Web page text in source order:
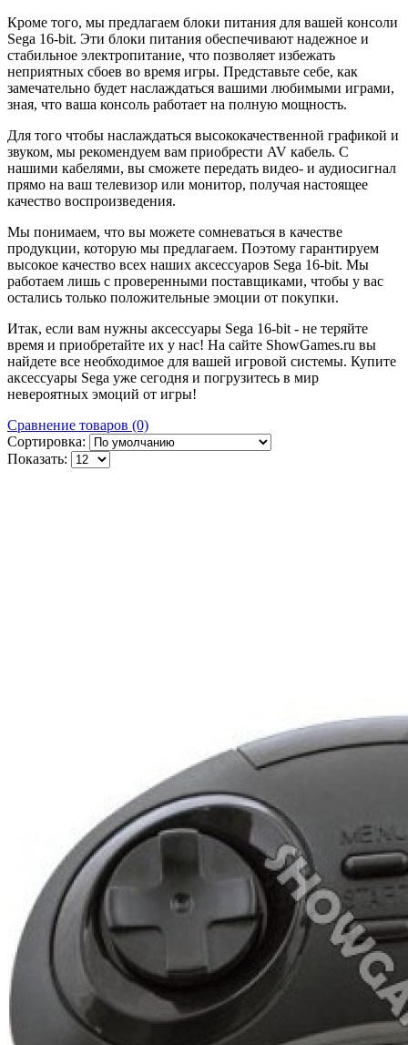
Кроме того, мы предлагаем блоки питания для вашей консоли
Sega 16-bit. Эти блоки питания обеспечивают надежное и
стабильное электропитание, что позволяет избежать
неприятных сбоев во время игры. Представьте себе, как
замечательно будет наслаждаться вашими любимыми играми,
зная, что ваша консоль работает на полную мощность.
Для того чтобы наслаждаться высококачественной графикой и
звуком, мы рекомендуем вам приобрести AV кабель. С
нашими кабелями, вы сможете передать видео- и аудиосигнал
прямо на ваш телевизор или монитор, получая настоящее
качество воспроизведения.
Мы понимаем, что вы можете сомневаться в качестве
продукции, которую мы предлагаем. Поэтому гарантируем
высокое качество всех наших аксессуаров Sega 16-bit. Мы
работаем лишь с проверенными поставщиками, чтобы у вас
остались только положительные эмоции от покупки.
Итак, если вам нужны аксессуары Sega 16-bit - не теряйте
время и приобретайте их у нас! На сайте ShowGames.ru вы
найдете все необходимое для вашей игровой системы. Купите
аксессуары Sega уже сегодня и погрузитесь в мир
невероятных эмоций от игры!
Сравнение товаров (0)
Сортировка:
Показать: